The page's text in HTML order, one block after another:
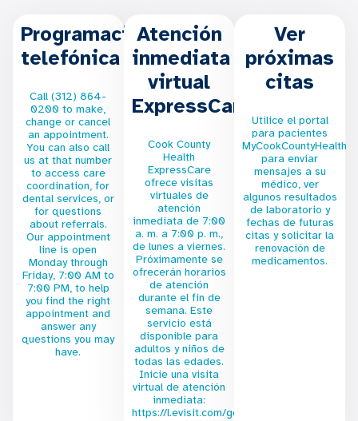
Programación
telefónica
Call (312) 864-
0200 to make,
change or cancel
an appointment.
You can also call
us at that number
to access care
coordination, for
dental services, or
for questions
about referrals.
Our appointment
line is open
Monday through
Friday, 7:00 AM to
7:00 PM, to help
you find the right
appointment and
answer any
questions you may
have.
Atención
inmediata
virtual
ExpressCare
Cook County
Health
ExpressCare
ofrece visitas
virtuales de
atención
inmediata de 7:00
a. m. a 7:00 p. m.,
de lunes a viernes.
Próximamente se
ofrecerán horarios
de atención
durante el fin de
semana. Este
servicio está
disponible para
adultos y niños de
todas las edades.
Inicie una visita
virtual de atención
inmediata:
https://l.evisit.com/go/ev/cch/cchenglish
Ver
próximas
citas
Utilice el portal
para pacientes
MyCookCountyHealth
para enviar
mensajes a su
médico, ver
algunos resultados
de laboratorio y
fechas de futuras
citas y solicitar la
renovación de
medicamentos.